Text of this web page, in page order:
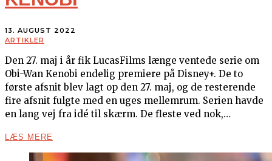
13. AUGUST 2022
ARTIKLER
Den 27. maj i år fik LucasFilms længe ventede serie om
Obi-Wan Kenobi endelig premiere på Disney+. De to
første afsnit blev lagt op den 27. maj, og de resterende
fire afsnit fulgte med en uges mellemrum. Serien havde
en lang vej fra idé til skærm. De fleste ved nok,…
LÆS MERE